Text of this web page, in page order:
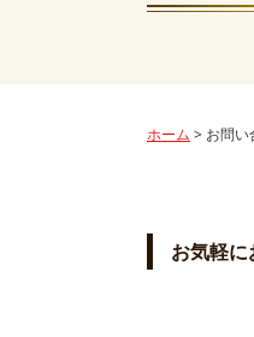
ホーム > お問い
お気軽